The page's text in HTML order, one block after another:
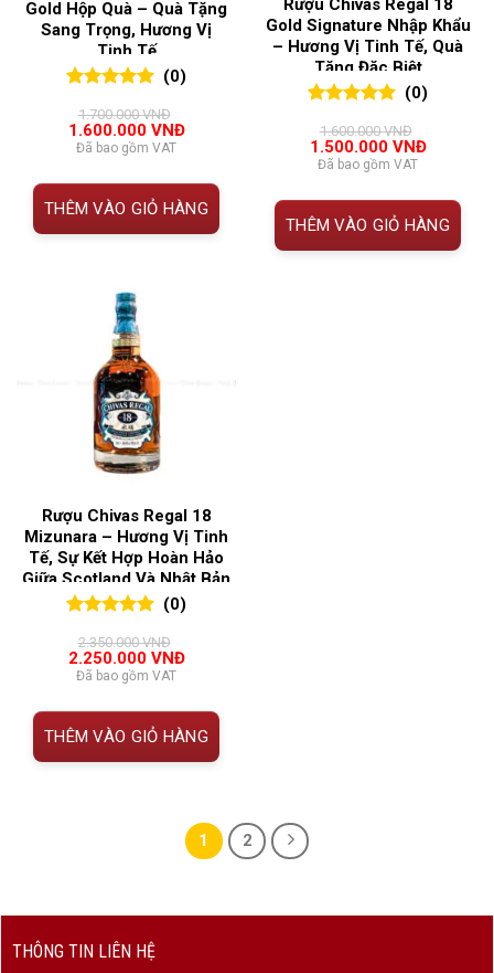
Gold Hộp Quà – Quà Tặng
Sang Trọng, Hương Vị
Tinh Tế
đánh giá
(0)
1.700.000VNĐ
Giá
gốc
1.700.000 VNĐ.
1.600.000 VNĐGiá
là:
1.600.000 VNĐ.
Đã bao gồm VAT
THÊM VÀO GIỎ HÀNG
Rượu Chivas Regal 18
Gold Signature Nhập Khẩu
– Hương Vị Tinh Tế, Quà
Tặng Đặc Biệt
đánh giá
(0)
1.600.000VNĐ
Giá
gốc
1.600.000 VNĐ.
1.500.000 VNĐGiá
là:
Đã bao gồm VAT
THÊM VÀO GIỎ HÀNG
Rượu Chivas Regal 18
Mizunara – Hương Vị Tinh
Tế, Sự Kết Hợp Hoàn Hảo
Giữa Scotland Và Nhật Bản
đánh giá
(0)
2.350.000VNĐ
Giá
gốc
2.350.000 VNĐ.
2.250.000 VNĐGiá
là:
2.250.000 VNĐ.
Đã bao gồm VAT
THÊM VÀO GIỎ HÀNG
1 2
THÔNG TIN LIÊN HỆ